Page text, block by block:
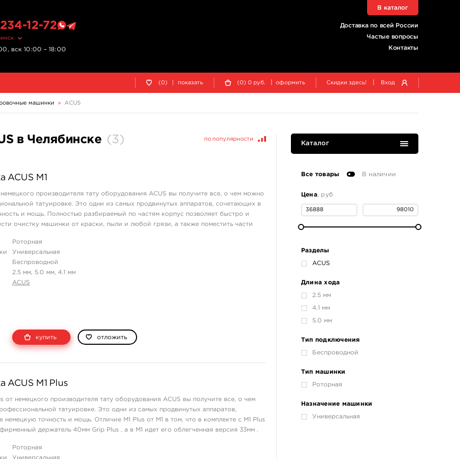
12-72
вск 10:00 – 18:00
Доставка по всей России
Частые вопросы
Контакты
В каталог
(0) показать (0) 0 руб. оформить Скидки здесь! Вход
машинки » ACUS
по популярности
в Челябинске (3 )
ACUS M1
производителя тату оборудования ACUS вы получите все, о чем можно
татуировке. Это одни из самых продвинутых аппаратов, сочетающих в
и мощь. Полностью разбираемый по частям корпус позволяет быстро и
очистку машинки от краски, пыли и любой грязи, а также поместить части
Роторная
Универсальная
Беспроводной
2.5 мм, 5.0 мм, 4.1 мм
ACUS
купить отложить
ACUS M1 Plus
от немецкого производителя тату оборудования ACUS вы получите все, о чем
татуировке. Это одни из самых продвинутых аппаратов,
точность и мощь. Отличие M1 Plus от M1 в том, что в комплекте с M1 Plus
держатель 40мм Grip Plus , а в М1 идет его облегченная версия 33мм .
Роторная
Универсальная
Каталог
Все товары В наличии
Цена, руб
Разделы
ACUS
Длина хода
2.5 мм
4.1 мм
5.0 мм
Тип подключения
Беспроводной
Тип машинки
Роторная
Назначение машинки
Универсальная